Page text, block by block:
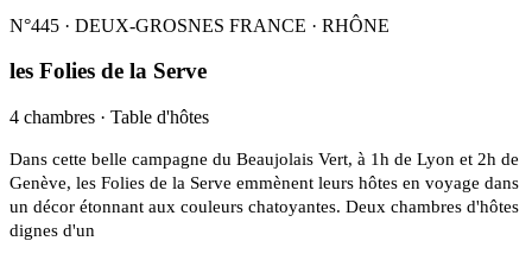
N°445 · DEUX-GROSNES FRANCE · RHÔNE
les Folies de la Serve
4 chambres · Table d'hôtes
Dans cette belle campagne du Beaujolais Vert, à 1h de Lyon et 2h de
Genève, les Folies de la Serve emmènent leurs hôtes en voyage dans
un décor étonnant aux couleurs chatoyantes. Deux chambres d'hôtes
dignes d'un